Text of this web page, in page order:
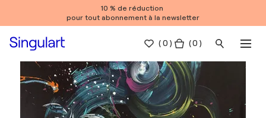
10 % de réduction
pour tout abonnement à la newsletter
(0 ) ( 0 )